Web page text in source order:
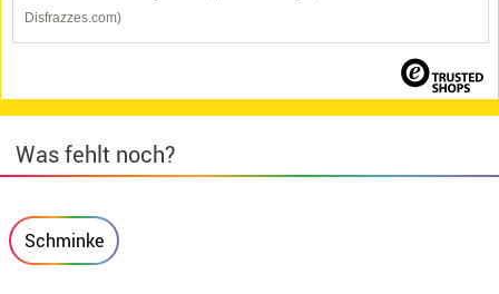
Disfrazzes.com)
Was fehlt noch?
Schminke